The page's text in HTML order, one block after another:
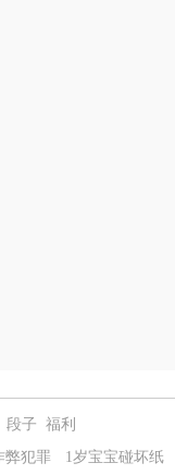
段子 福利
弊犯罪 1岁宝宝碰坏纸